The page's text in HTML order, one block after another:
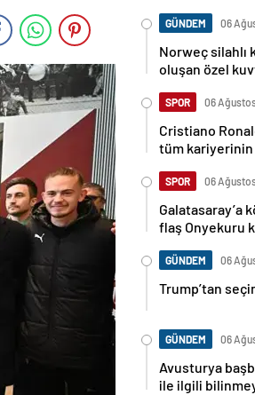
GÜNDEM 06
Norweç silahlı
oluşan özel
SPOR 06
Cristiano
tüm kariyerinin
SPOR 06
Galatasaray’a
flaş Onyekuru
GÜNDEM 06
Trump’tan
GÜNDEM 06
Avusturya
ile ilgili